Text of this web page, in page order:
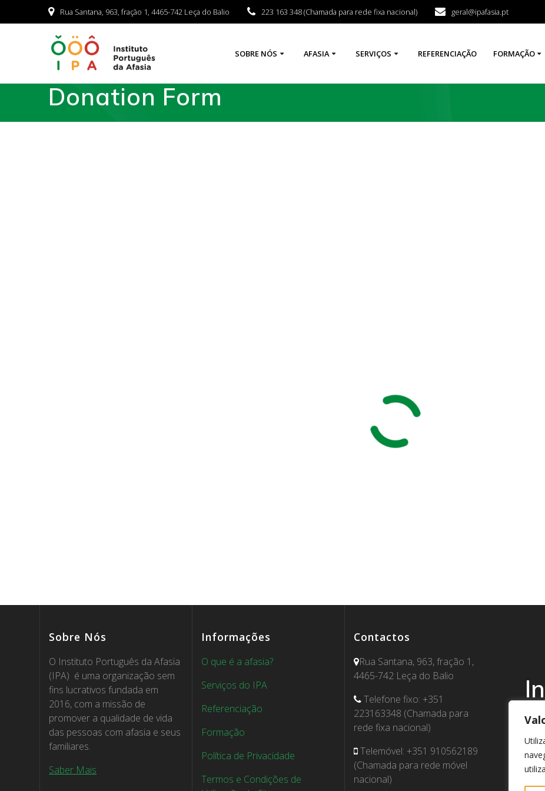
Rua Santana, 963, fração 1, 4465-742 Leça do Balio 223 163 348 (Chamada para rede fixa nacional) geral@ipafasia.pt
SOBRE NÓS AFASIA SERVIÇOS REFERENCIAÇÃO FORMAÇÃO
Donation Form
Sobre Nós
O Instituto Português da Afasia
(IPA) é uma organização sem
fins lucrativos fundada em
2016, com a missão de
promover a qualidade de vida
das pessoas com afasia e seus
familiares.
Saber Mais
Informações
O que é a afasia?
Serviços do IPA
Referenciação
Formação
Política de Privacidade
Termos e Condições de
Contactos
Rua Santana, 963, fração 1,
4465-742 Leça do Balio
Telefone fixo: +351
223163348 (Chamada para
rede fixa nacional)
Telemóvel: +351 910562189
(Chamada para rede móvel
nacional)